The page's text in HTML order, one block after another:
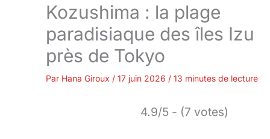
Kozushima : la plage
paradisiaque des îles Izu
près de Tokyo
Par Hana Giroux / 17 juin 2026 / 13 minutes de lecture
4.9/5 - (7 votes)